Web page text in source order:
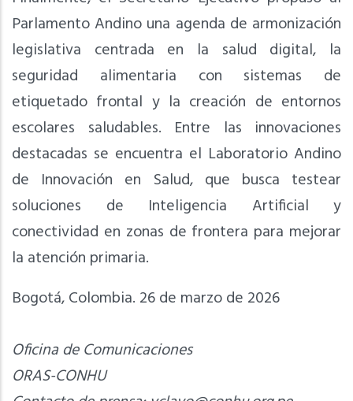
Parlamento Andino una agenda de armonización
legislativa centrada en la salud digital, la
seguridad alimentaria con sistemas de
etiquetado frontal y la creación de entornos
escolares saludables. Entre las innovaciones
destacadas se encuentra el Laboratorio Andino
de Innovación en Salud, que busca testear
soluciones de Inteligencia Artificial y
conectividad en zonas de frontera para mejorar
la atención primaria.
Bogotá, Colombia. 26 de marzo de 2026
Oficina de Comunicaciones
ORAS-CONHU